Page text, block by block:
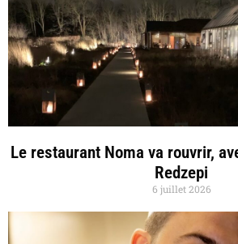
Le restaurant Noma va rouvrir,
Redzepi
6 juillet 2026